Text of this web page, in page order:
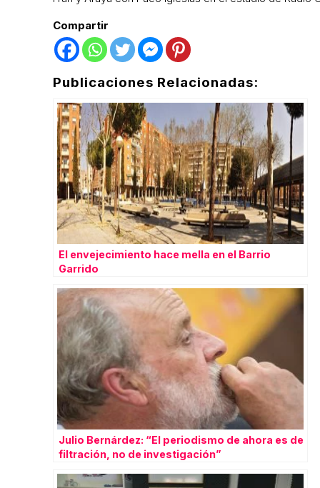
Compartir
Publicaciones Relacionadas:
El envejecimiento hace mella en el Barrio
Garrido
Julio Bernárdez: “El periodismo de ahora es de
filtración, no de investigación”